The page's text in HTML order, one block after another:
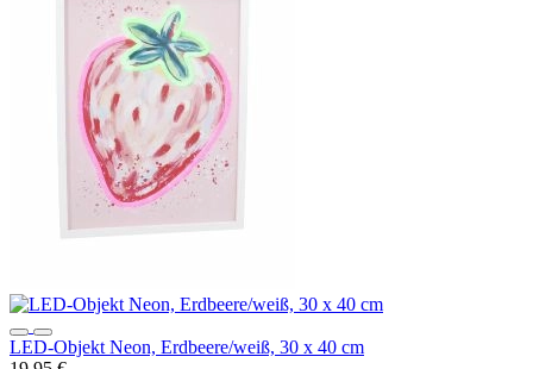
LED-Objekt Neon, Erdbeere/weiß, 30 x 40 cm